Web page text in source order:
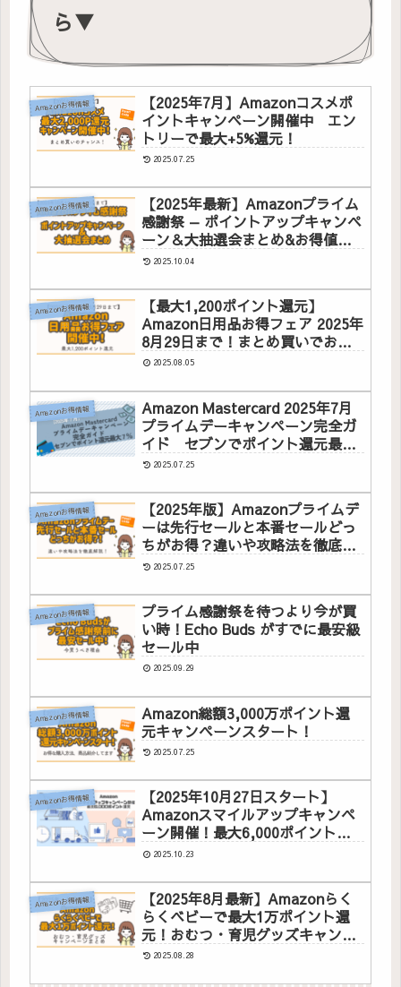
ら▼
Amazonお得情報
【2025年7月】Amazonコスメポ
イントキャンペーン開催中 エン
トリーで最大+5%還元！
2025.07.25
Amazonお得情報
【2025年最新】Amazonプライム
感謝祭 — ポイントアップキャンペ
ーン＆大抽選会まとめ&お得値引
き商品のご紹介
2025.10.04
Amazonお得情報
【最大1,200ポイント還元】
Amazon日用品お得フェア 2025年
8月29日まで！まとめ買いでお得
に♪
2025.08.05
Amazonお得情報
Amazon Mastercard 2025年7月
プライムデーキャンペーン完全ガ
イド セブンでポイント還元最大
7％2025.07.25
Amazonお得情報
【2025年版】Amazonプライムデ
ーは先行セールと本番セールどっ
ちがお得？違いや攻略法を徹底解
説！
2025.07.25
Amazonお得情報
プライム感謝祭を待つより今が買
い時！Echo Buds がすでに最安級
セール中
2025.09.29
Amazonお得情報
Amazon総額3,000万ポイント還
元キャンペーンスタート！
2025.07.25
Amazonお得情報
【2025年10月27日スタート】
Amazonスマイルアップキャンペ
ーン開催！最大6,000ポイント還
元2025.10.23
Amazonお得情報
【2025年8月最新】Amazonらく
らくベビーで最大1万ポイント還
元！おむつ・育児グッズキャンペ
ーンまとめ
2025.08.28